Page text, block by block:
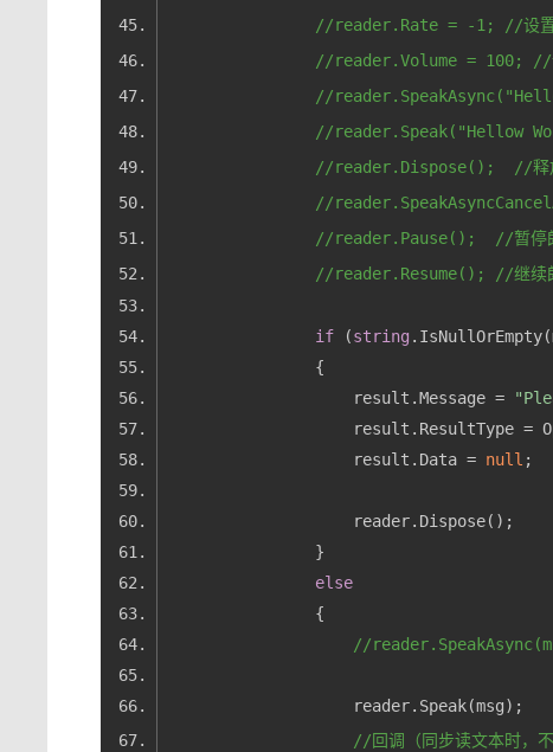
//reader.Rate = -1; //设
//reader.Volume = 100;
//
//reader.Speak("Hellow
//reader.Dispose();  //释
//
//reader.Pause();  //暂停
//reader.Resume(); //继续
if (string
result.Message =
result.Data = null
else
//
//回调（同步读文本时，不